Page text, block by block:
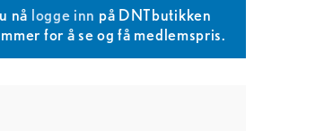
nå logge inn på DNTbutikken
for å se og få medlemspris.